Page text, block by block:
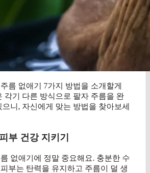
름 없애기 7가지 방법을 소개할게
각기 다른 방식으로 팔자 주름을 완
니, 자신에게 맞는 방법을 찾아보세
부 건강 지키기
없애기에 정말 중요해요. 충분한 수
부는 탄력을 유지하고 주름이 덜 생